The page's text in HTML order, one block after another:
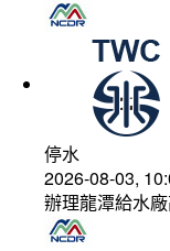
停水
2026-08-03,
辦理龍潭給水